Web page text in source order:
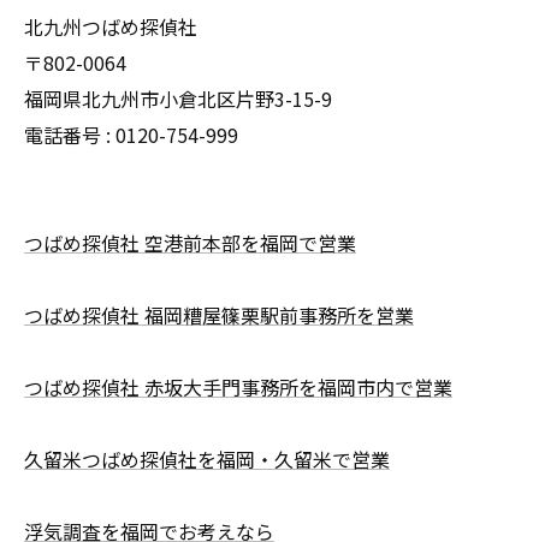
北九州つばめ探偵社
〒802-0064
福岡県北九州市小倉北区片野3-15-9
電話番号 : 0120-754-999
つばめ探偵社 空港前本部を福岡で営業
つばめ探偵社 福岡糟屋篠栗駅前事務所を営業
つばめ探偵社 赤坂大手門事務所を福岡市内で営業
久留米つばめ探偵社を福岡・久留米で営業
浮気調査を福岡でお考えなら